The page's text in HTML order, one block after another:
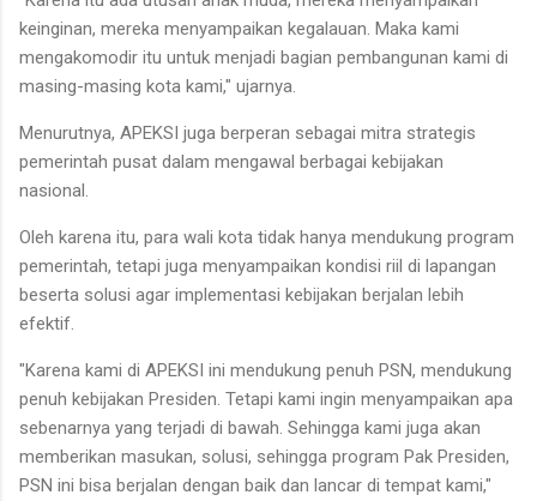
keinginan, mereka menyampaikan kegalauan. Maka kami
mengakomodir itu untuk menjadi bagian pembangunan kami di
masing-masing kota kami," ujarnya.
Menurutnya, APEKSI juga berperan sebagai mitra strategis
pemerintah pusat dalam mengawal berbagai kebijakan
nasional.
Oleh karena itu, para wali kota tidak hanya mendukung program
pemerintah, tetapi juga menyampaikan kondisi riil di lapangan
beserta solusi agar implementasi kebijakan berjalan lebih
efektif.
"Karena kami di APEKSI ini mendukung penuh PSN, mendukung
penuh kebijakan Presiden. Tetapi kami ingin menyampaikan apa
sebenarnya yang terjadi di bawah. Sehingga kami juga akan
memberikan masukan, solusi, sehingga program Pak Presiden,
PSN ini bisa berjalan dengan baik dan lancar di tempat kami,"